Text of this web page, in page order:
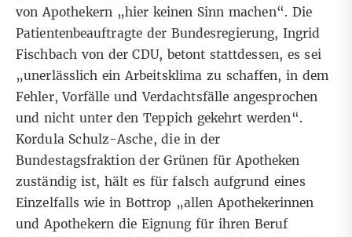
von Apothekern „hier keinen Sinn machen“. Die
Patientenbeauftragte der Bundesregierung, Ingrid
Fischbach von der CDU, betont stattdessen, es sei
„unerlässlich ein Arbeitsklima zu schaffen, in dem
Fehler, Vorfälle und Verdachtsfälle angesprochen
und nicht unter den Teppich gekehrt werden“.
Kordula Schulz-Asche, die in der
Bundestagsfraktion der Grünen für Apotheken
zuständig ist, hält es für falsch aufgrund eines
Einzelfalls wie in Bottrop „allen Apothekerinnen
und Apothekern die Eignung für ihren Beruf